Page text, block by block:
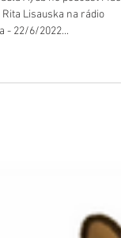
Lisauska na rádio